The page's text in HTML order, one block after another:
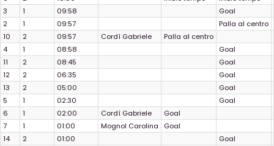
3
1 09:58
Goal
2
1 09:57
Palla al centro
10
2 09:57 Cordì Gabriele
Palla al centro
4
1 08:58
Goal
11
2 08:45
Goal
12
2 06:35
Goal
13
2 05:00
Goal
5
1 02:30
Goal
6
1 02:00 Cordì Gabriele
Goal
7
1 01:00 Mognol Carolina
Goal
14
2 01:00
Goal